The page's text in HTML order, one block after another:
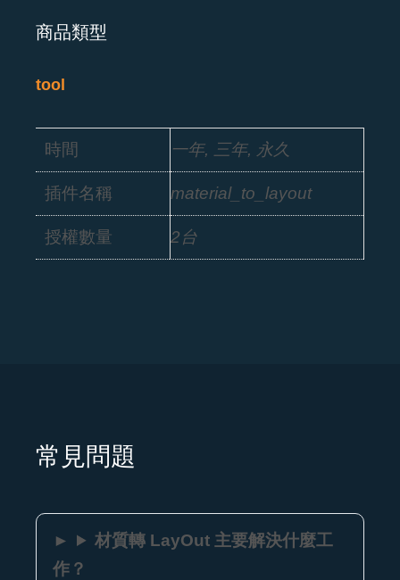
商品類型
tool
時間 一年, 三年, 永久
插件名稱 material_to_layout
授權數量 2台
常見問題
材質轉 LayOut 主要解決什麼工
作？